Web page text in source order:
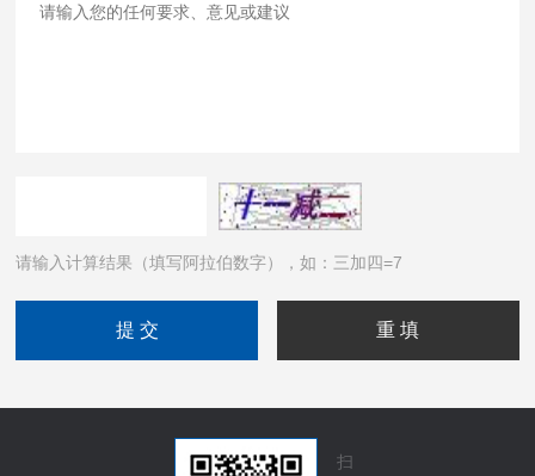
请输入计算结果（填写阿拉伯数字），如：三加四=7
扫